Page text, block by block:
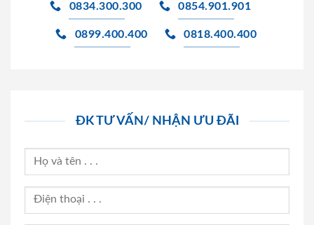
0834.300.300 0854.901.901
0899.400.400 0818.400.400
ĐK TƯ VẤN/ NHẬN ƯU ĐÃI